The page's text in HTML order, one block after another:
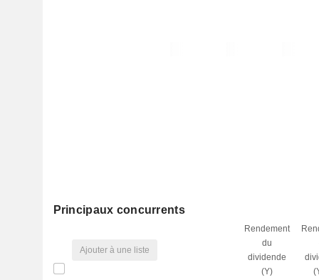
Principaux concurrents
Ajouter à une liste
Rendement
du
dividende
(Y)